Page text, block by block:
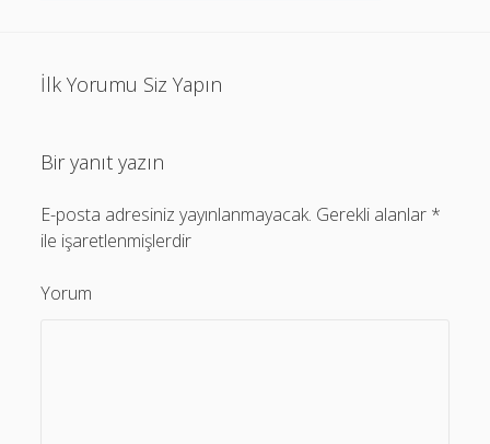
İlk Yorumu Siz Yapın
Bir yanıt yazın
E-posta adresiniz yayınlanmayacak. Gerekli alanlar *
ile işaretlenmişlerdir
Yorum